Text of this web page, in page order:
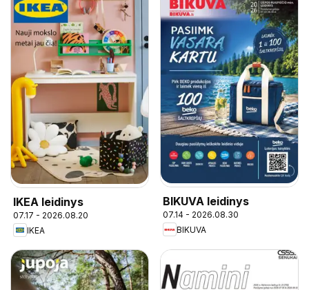
IKEA leidinys
07.17 - 2026.08.20
IKEA
BIKUVA leidinys
07.14 - 2026.08.30
BIKUVA